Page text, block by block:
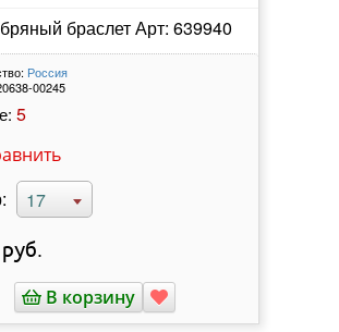
браслет Арт: 639940
Россия
00245
5
17
руб.
В корзину